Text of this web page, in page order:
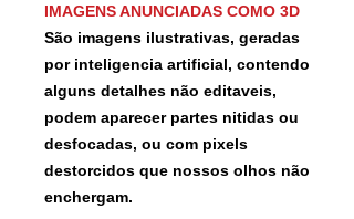
IMAGENS ANUNCIADAS COMO 3D
São imagens ilustrativas, geradas
por inteligencia artificial, contendo
alguns detalhes não editaveis,
podem aparecer partes nitidas ou
desfocadas, ou com pixels
destorcidos que nossos olhos não
enchergam.